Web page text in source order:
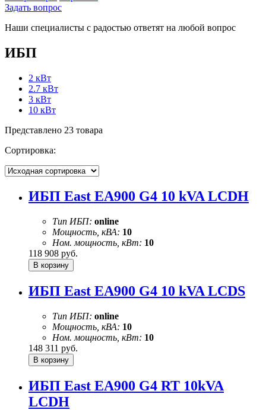
Задать вопрос
Наши специалисты с радостью ответят на любой вопрос
ИБП
2 кВт
2.7 кВт
3 кВт
10 кВт
Представлено 23 товара
Сортировка:
ИБП East EA900 G4 10 kVA LCDH
Тип ИБП: online
Мощность, кВА: 10
Ном. мощность, кВт: 10
118 908 руб.
ИБП East EA900 G4 10 kVA LCDS
Тип ИБП: online
Мощность, кВА: 10
Ном. мощность, кВт: 10
148 311 руб.
ИБП East EA900 G4 RT 10kVA
LCDH